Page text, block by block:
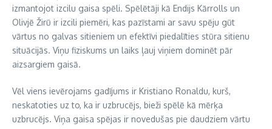
izmantojot izcilu gaisa spēli. Spēlētāji kā Endijs Kārrolls un
Olivjē Žirū ir izcili piemēri, kas pazīstami ar savu spēju gūt
vārtus no galvas sitieniem un efektīvi piedalīties stūra sitienu
situācijās. Viņu fiziskums un laiks ļauj viņiem dominēt pār
aizsargiem gaisā.
Vēl viens ievērojams gadījums ir Kristiano Ronaldu, kurš,
neskatoties uz to, ka ir uzbrucējs, bieži spēlē kā mērķa
uzbrucējs. Viņa gaisa spējas ir novedušas pie daudziem vārtu